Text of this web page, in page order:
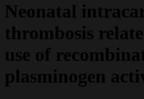
Neonatal
thrombosis
use of
plasminogen